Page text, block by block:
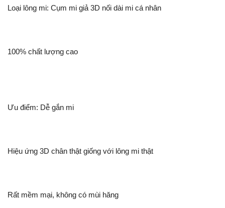
Loại lông mi: Cụm mi giả 3D nối dài mi cá nhân
100% chất lượng cao
Ưu điểm: Dễ gắn mi
Hiệu ứng 3D chân thật giống với lông mi thật
Rất mềm mại, không có mùi hăng